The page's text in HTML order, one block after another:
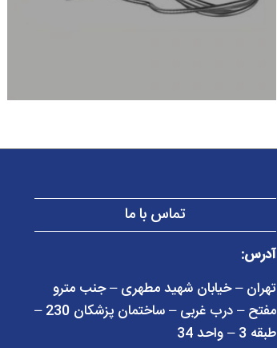
تماس با ما
آدرس:
تهران – خیابان شهید مطهری – جنب مترو
مفتح – درب غربی – ساختمان پزشکان 230 –
طبقه 3 – واحد 34